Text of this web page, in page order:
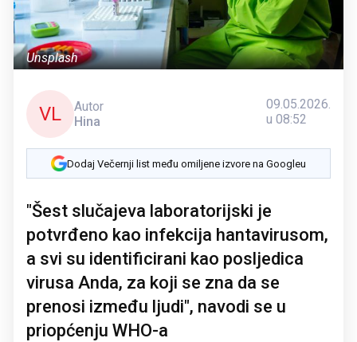
Unsplash
VL
Autor
Hina
09.05.2026.
u 08:52
Dodaj Večernji list među omiljene izvore na Googleu
"Šest slučajeva laboratorijski je
potvrđeno kao infekcija hantavirusom,
a svi su identificirani kao posljedica
virusa Anda, za koji se zna da se
prenosi između ljudi", navodi se u
priopćenju WHO-a